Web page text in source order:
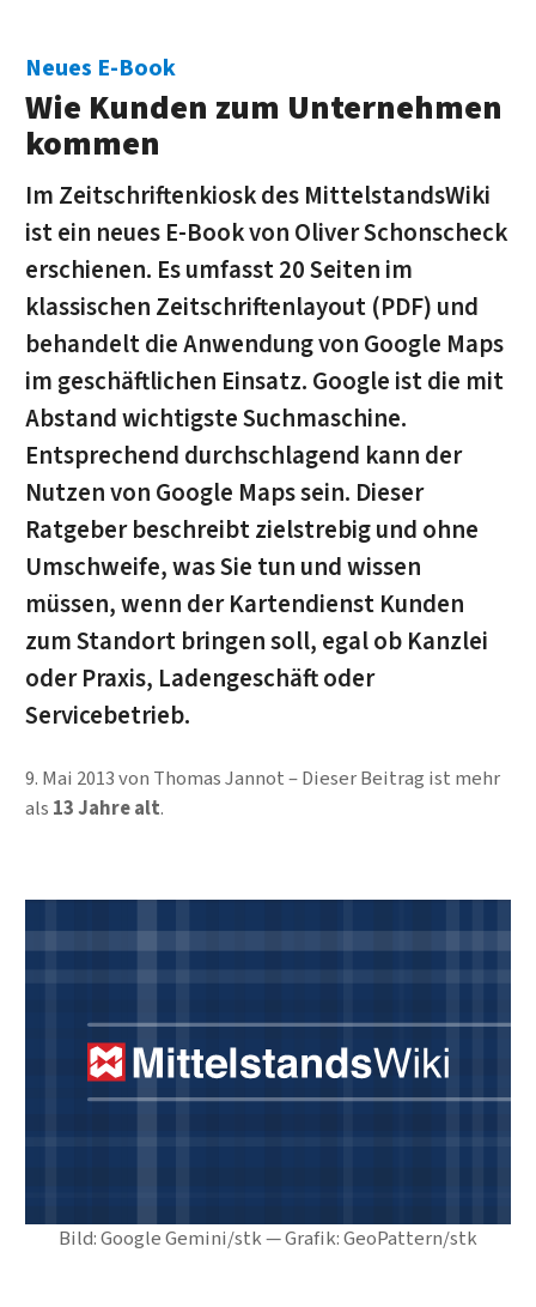
Bild: Google Gemini/stk — Grafik: GeoPattern/stk
Neues E-Book
Wie Kunden zum Unternehmen
kommen
Im Zeitschriftenkiosk des MittelstandsWiki
ist ein neues E-Book von Oliver Schonscheck
erschienen. Es umfasst 20 Seiten im
klassischen Zeitschriftenlayout (PDF) und
behandelt die Anwendung von Google Maps
im geschäftlichen Einsatz. Google ist die mit
Abstand wichtigste Suchmaschine.
Entsprechend durchschlagend kann der
Nutzen von Google Maps sein. Dieser
Ratgeber beschreibt zielstrebig und ohne
Umschweife, was Sie tun und wissen
müssen, wenn der Kartendienst Kunden
zum Standort bringen soll, egal ob Kanzlei
oder Praxis, Ladengeschäft oder
Servicebetrieb.
9. Mai 2013von Thomas Jannot
Dieser Beitrag ist mehr
als 13 Jahre alt.